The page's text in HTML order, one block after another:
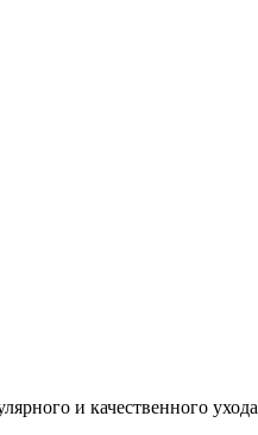
и качественного ухода